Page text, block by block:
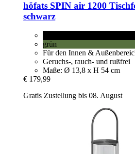
höfats SPIN air 1200
schwarz
grün
Für den Innen &
Geruchs-, rauch- und rußfrei
Maße: Ø 13,8 x H 54 cm
€ 179,99
Gratis Zustellung bis 08. August